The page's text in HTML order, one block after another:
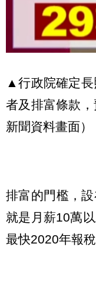
▲行政院確定
者及排富條款
新聞資料畫面）
排富的門檻，
就是月薪10萬
最快2020年報稅